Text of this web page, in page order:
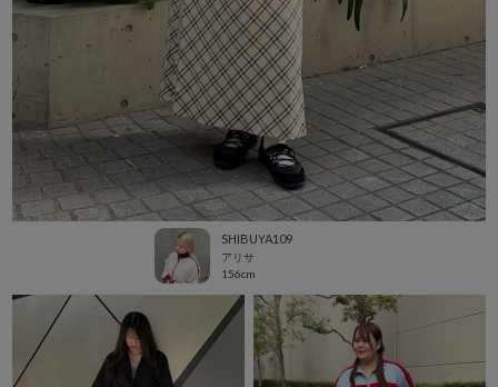
SHIBUYA109
アリサ
156cm